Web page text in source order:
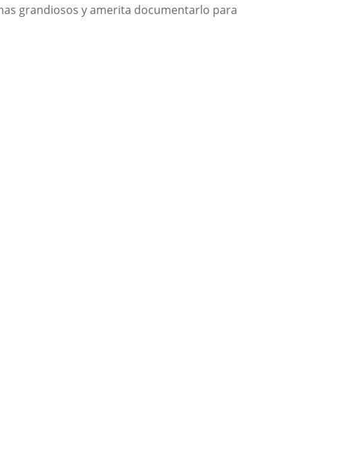
grandiosos y amerita documentarlo para